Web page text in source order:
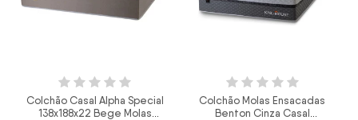
Colchão Casal Alpha Special
138x188x22 Bege Molas
Colchão Molas Ensacadas
Benton Cinza Casal